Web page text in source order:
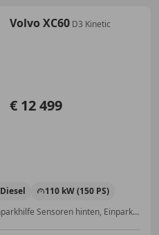
Volvo XC60 D3 Kinetic
€ 12 499
Diesel
110 kW (150 PS)
LED-Scheinwerfer, Sitzheizung, Einparkhilfe Sensoren hinten, Einparkhilfe Sensoren vorne, Getönte Scheiben, Isofix, Bluetooth, Multifunktionslenkrad